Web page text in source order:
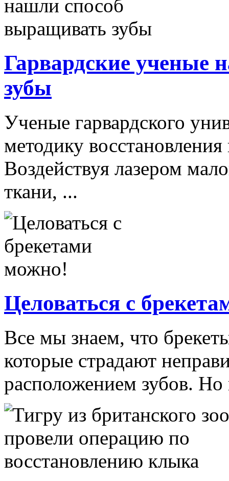
Гарвардские ученые
зубы
Ученые гарвардского
методику
Воздействуя лазером
ткани, ...
Целоваться с
Все мы знаем, что
которые страдают
расположением зубов. Но